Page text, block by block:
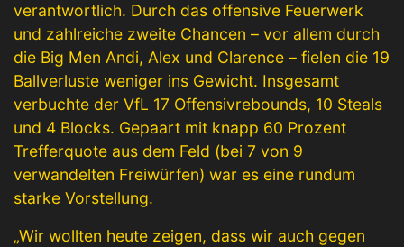
verantwortlich. Durch das offensive Feuerwerk
und zahlreiche zweite Chancen – vor allem durch
die Big Men Andi, Alex und Clarence – fielen die 19
Ballverluste weniger ins Gewicht. Insgesamt
verbuchte der VfL 17 Offensivrebounds, 10 Steals
und 4 Blocks. Gepaart mit knapp 60 Prozent
Trefferquote aus dem Feld (bei 7 von 9
verwandelten Freiwürfen) war es eine rundum
starke Vorstellung.
„Wir wollten heute zeigen, dass wir auch gegen